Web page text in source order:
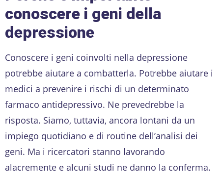
conoscere i geni della
depressione
Conoscere i geni coinvolti nella depressione
potrebbe aiutare a combatterla. Potrebbe aiutare i
medici a prevenire i rischi di un determinato
farmaco antidepressivo. Ne prevedrebbe la
risposta. Siamo, tuttavia, ancora lontani da un
impiego quotidiano e di routine dell’analisi dei
geni. Ma i ricercatori stanno lavorando
alacremente e alcuni studi ne danno la conferma.